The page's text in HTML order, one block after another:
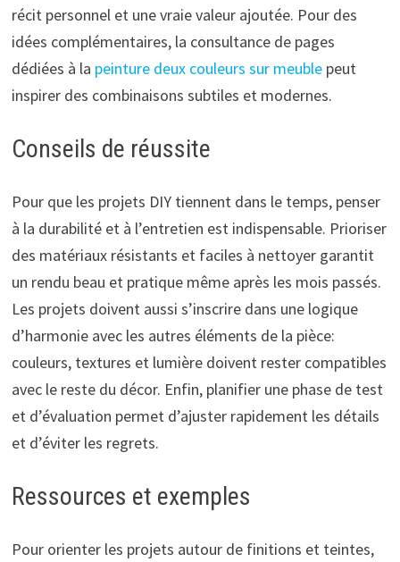
récit personnel et une vraie valeur ajoutée. Pour des
idées complémentaires, la consultance de pages
dédiées à la peinture deux couleurs sur meublepeut
inspirer des combinaisons subtiles et modernes.
Conseils de réussite
Pour que les projets DIY tiennent dans le temps, penser
à la durabilité et à l’entretien est indispensable. Prioriser
des matériaux résistants et faciles à nettoyer garantit
un rendu beau et pratique même après les mois passés.
Les projets doivent aussi s’inscrire dans une logique
d’harmonie avec les autres éléments de la pièce:
couleurs, textures et lumière doivent rester compatibles
avec le reste du décor. Enfin, planifier une phase de test
et d’évaluation permet d’ajuster rapidement les détails
et d’éviter les regrets.
Ressources et exemples
Pour orienter les projets autour de finitions et teintes,